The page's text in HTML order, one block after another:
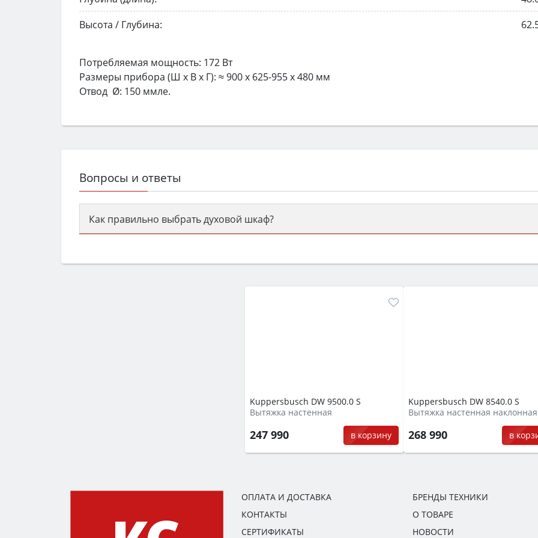
Высота / Глубина:
Потребляемая мощность: 172 Вт
Размеры прибора (Ш x В x Г): ≈ 900 x 625-955 x 480 мм
Отвод Ø: 150 ммле.
Вопросы и ответы
Как правильно выбрать духовой шкаф?
семьи, класс энергопотребления не ниже A и нужные функции (конвекция, гриль,
Kuppersbusch DW 9500.0 S
Вытяжка настенная
247 990 в корзину
Kuppersbusch DW 8540.0 S
Вытяжка настенная наклонная
268 990 в
ОПЛАТА И ДОСТАВКА
КОНТАКТЫ
СЕРТИФИКАТЫ
БРЕНДЫ ТЕХНИКИ
О ТОВАРЕ
НОВОСТИ